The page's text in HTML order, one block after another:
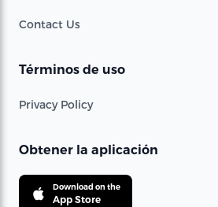
Contact Us
Términos de uso
Privacy Policy
Obtener la aplicación
Download on the
App Store